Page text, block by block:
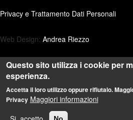
Privacy e Trattamento Dati Personali
Web Design: Andrea Riezzo
Questo sito utilizza i cookie per
esperienza.
Accetta il loro utilizzo oppure rifiutalo.
Privacy Maggiori informazioni